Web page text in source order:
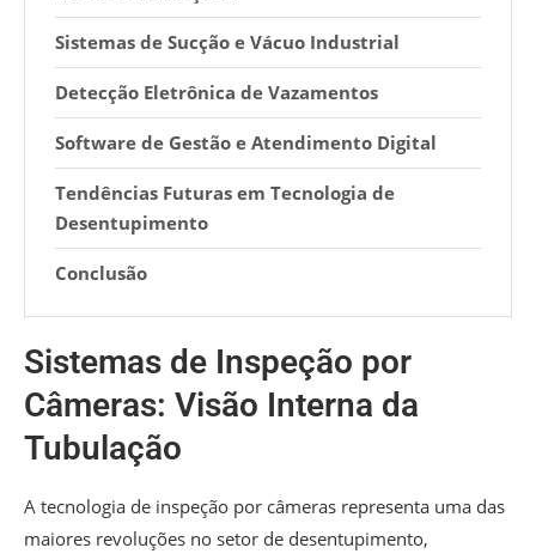
Sistemas de Sucção e Vácuo Industrial
Detecção Eletrônica de Vazamentos
Software de Gestão e Atendimento Digital
Tendências Futuras em Tecnologia de
Desentupimento
Conclusão
Sistemas de Inspeção por
Câmeras: Visão Interna da
Tubulação
A tecnologia de inspeção por câmeras representa uma das
maiores revoluções no setor de desentupimento,